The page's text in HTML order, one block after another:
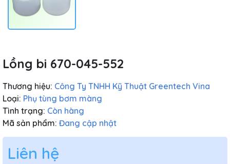
Lồng bi 670-045-552
Thương hiệu: Công Ty TNHH Kỹ Thuật Greentech Vina
Loại: Phụ tùng bơm màng
Tình trạng: Còn hàng
Mã sản phẩm: Đang cập nhật
Liên hệ